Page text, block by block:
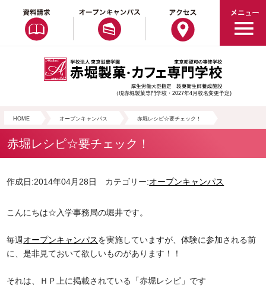
（現赤堀製菓専門学校・2027年4月校名変更予定)
HOME オープンキャンパス 赤堀レシピ☆要チェック！
赤堀レシピ☆要チェック！
作成日:2014年04月28日 カテゴリー:オープンキャンパス
こんにちは☆入学事務局の堀井です。
毎週 オープンキャンパスを実施していますが、体験に参加される前
に、是非見ておいて欲しいものがあります！！
それは、ＨＰ上に掲載されている「赤堀レシピ」です